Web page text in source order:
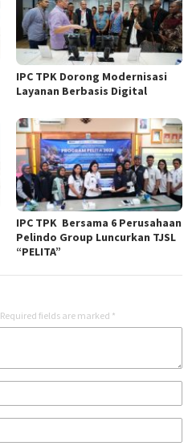
IPC TPK Dorong Modernisasi
Layanan Berbasis Digital
IPC TPK Bersama 6 Perusahaan
Pelindo Group Luncurkan TJSL
“PELITA”
Required fields are marked *